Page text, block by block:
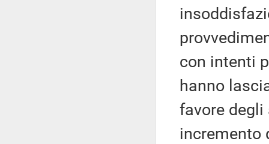
con intenti
hanno
favore
incremento